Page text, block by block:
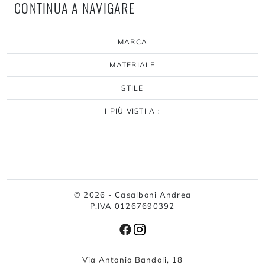
CONTINUA A NAVIGARE
MARCA
MATERIALE
STILE
I PIÙ VISTI A :
© 2026 - Casalboni Andrea
P.IVA 01267690392
Via Antonio Bandoli, 18